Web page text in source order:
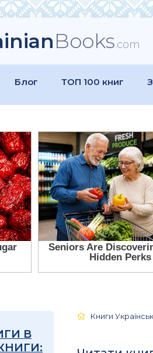
Books.com
Блог ТОП 100 книг
В
Книги